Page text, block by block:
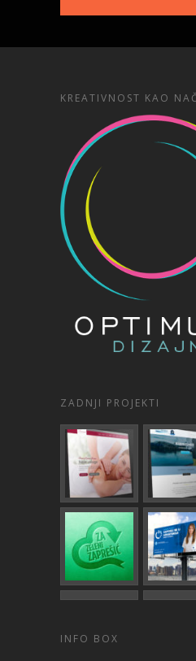
KREATIVNOST KAO
ZADNJI PROJEKTI
INFO BOX